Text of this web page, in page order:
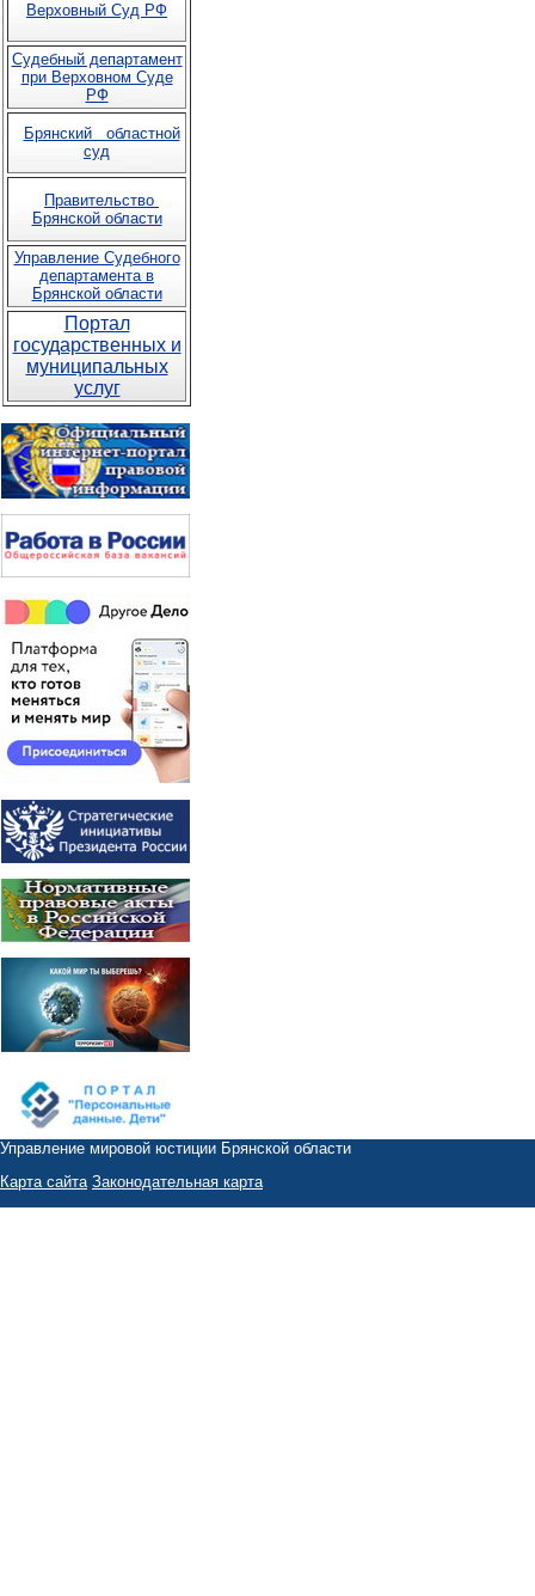
Верховный Суд РФ
Судебный департамент
при Верховном Суде
РФ
Брянский областной
суд
Правительство
Брянской области
Управление Судебного
департамента в
Брянской области
Портал
государственных и
муниципальных
услуг
Управление мировой юстиции Брянской области
Карта сайта Законодательная карта